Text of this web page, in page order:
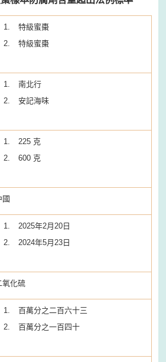
特級蜜棗
特級蜜棗
南北行
安記海味
225 克
600 克
國
2025年2月20日
2024年5月23日
氧化硫
百萬分之二百六十三
百萬分之一百四十